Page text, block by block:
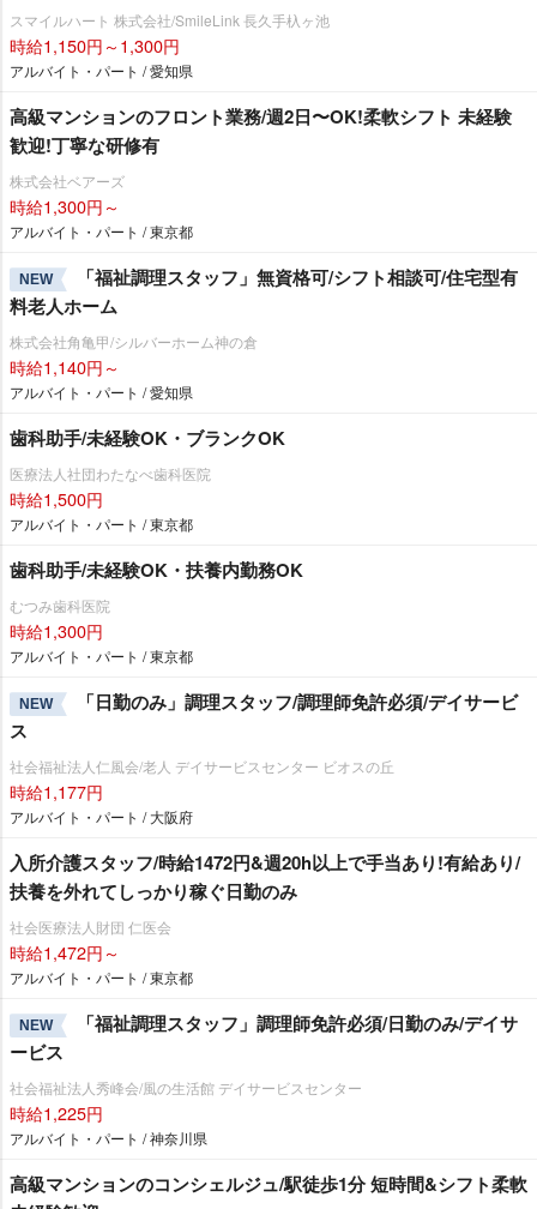
スマイルハート 株式会社/SmileLink 長久手杁ヶ池
時給1,150円～1,300円
アルバイト・パート / 愛知県
⾼級マンションのフロント業務/週2⽇〜OK!柔軟シフト 未経験
歓迎!丁寧な研修有
株式会社ベアーズ
時給1,300円～
アルバイト・パート / 東京都
NEW
「福祉調理スタッフ」無資格可/シフト相談可/住宅型有
料老人ホーム
株式会社角亀甲/シルバーホーム神の倉
時給1,140円～
アルバイト・パート / 愛知県
歯科助手/未経験OK・ブランクOK
医療法人社団わたなべ歯科医院
時給1,500円
アルバイト・パート / 東京都
歯科助手/未経験OK・扶養内勤務OK
むつみ歯科医院
時給1,300円
アルバイト・パート / 東京都
NEW
「日勤のみ」調理スタッフ/調理師免許必須/デイサービ
ス
社会福祉法人仁風会/老人 デイサービスセンター ビオスの丘
時給1,177円
アルバイト・パート / 大阪府
入所介護スタッフ/時給1472円&週20h以上で手当あり!有給あり/
扶養を外れてしっかり稼ぐ日勤のみ
社会医療法人財団 仁医会
時給1,472円～
アルバイト・パート / 東京都
NEW
「福祉調理スタッフ」調理師免許必須/日勤のみ/デイサ
ービス
社会福祉法人秀峰会/風の生活館 デイサービスセンター
時給1,225円
アルバイト・パート / 神奈川県
高級マンションのコンシェルジュ/駅徒歩1分 短時間&シフト柔軟